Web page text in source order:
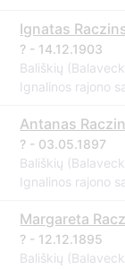
Ignatas
? - 14.12.1903
Bališkių
Ignalinos rajono
Antanas
? - 03.05.1897
Bališkių
Ignalinos rajono
Margareta
? - 12.12.1895
Bališkių